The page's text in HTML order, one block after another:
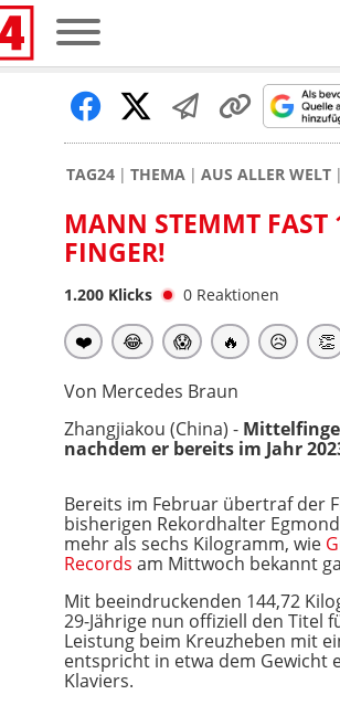
TAG24 THEMA AUS ALLER WELT
MANN STEMMT
FINGER!
1.200 Klicks 0 Reaktionen
❤️ 😂 😱 🔥 😥 👏
Von Mercedes Braun
Zhangjiakou (China) -
nachdem er bereits im Jahr
Bereits im Februar übertraf der
bisherigen Rekordhalter
mehr als sechs Kilogramm, wie
Records am Mittwoch bekannt
Mit beeindruckenden 144,72
29-Jährige nun offiziell den Titel
Leistung beim Kreuzheben mit
entspricht in etwa dem Gewicht
Klaviers.